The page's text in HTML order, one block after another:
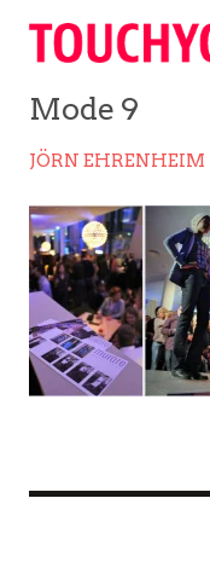
Mode 9
JÖRN EHRENHEIM